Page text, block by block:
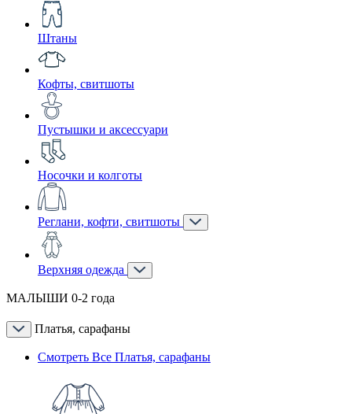
Штаны
Кофты, свитшоты
Пустышки и аксессуари
Носочки и колготы
Реглани, кофти, свитшоты
Верхняя одежда
МАЛЫШИ 0-2 года
Платья, сарафаны
Смотреть Все Платья, сарафаны